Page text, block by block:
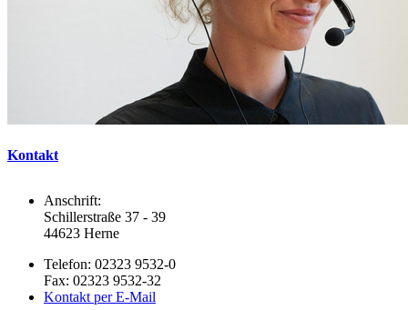
Kontakt
Anschrift:
Schillerstraße 37 - 39
44623 Herne
Telefon: 02323 9532-0
Fax: 02323 9532-32
Kontakt per E-Mail